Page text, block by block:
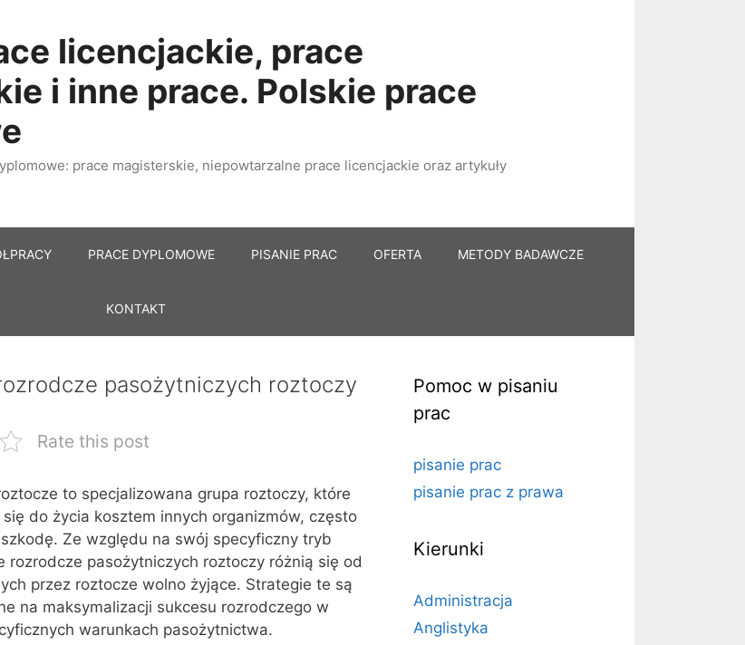
licencjackie, prace
i inne prace. Polskie prace
prace magisterskie, niepowtarzalne prace licencjackie oraz artykuły
PRACE DYPLOMOWE PISANIE PRAC OFERTA METODY BADAWCZE
KONTAKT
pasożytniczych roztoczy
Rate this post
to specjalizowana grupa roztoczy, które
się do życia kosztem innych organizmów, często
Ze względu na swój specyficzny tryb
rozrodcze pasożytniczych roztoczy różnią się od
przez roztocze wolno żyjące. Strategie te są
na maksymalizacji sukcesu rozrodczego w
warunkach pasożytnictwa.
Pomoc w pisaniu
prac
pisanie prac
pisanie prac z prawa
Kierunki
Administracja
Anglistyka